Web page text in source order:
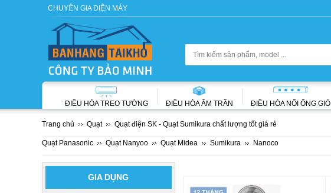
CHUYÊN GIA ĐIỆN MÁY
ĐIỀU HÒA TREO TƯỜNG ĐIỀU HÒA ÂM TRẦN ĐIỀU HÒA NỐI ỐNG GIÓ
Trang chủ Quạt Quạt điện SK - Quạt Sumikura chất lượng tốt giá rẻ
Quạt Panasonic Quạt Nanyoo Quạt Midea Sumikura Nanoco
GIA DỤNG